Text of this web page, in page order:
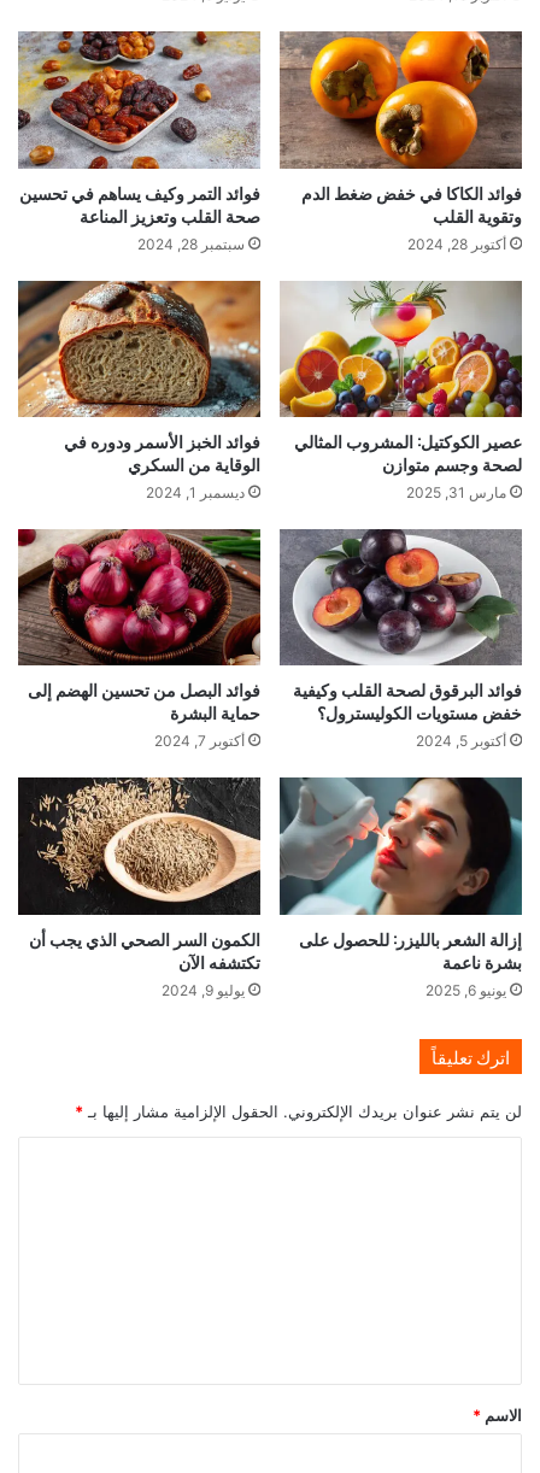
فوائد الكاكا في خفض ضغط الدم
وتقوية القلب
أكتوبر 28, 2024
فوائد التمر وكيف يساهم في تحسين
صحة القلب وتعزيز المناعة
سبتمبر 28, 2024
عصير الكوكتيل: المشروب المثالي
لصحة وجسم متوازن
مارس 31, 2025
فوائد الخبز الأسمر ودوره في
الوقاية من السكري
ديسمبر 1, 2024
فوائد البرقوق لصحة القلب وكيفية
خفض مستويات الكوليسترول؟
أكتوبر 5, 2024
فوائد البصل من تحسين الهضم إلى
حماية البشرة
أكتوبر 7, 2024
إزالة الشعر بالليزر: للحصول على
بشرة ناعمة
يونيو 6, 2025
الكمون السر الصحي الذي يجب أن
تكتشفه الآن
يوليو 9, 2024
اترك تعليقاً
لن يتم نشر عنوان بريدك الإلكتروني. الحقول الإلزامية مشار إليها بـ *
*
الاسم *